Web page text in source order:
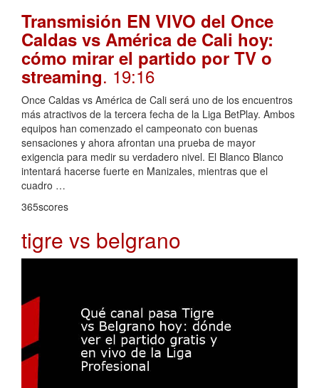
Transmisión EN VIVO del Once
Caldas vs América de Cali hoy:
cómo mirar el partido por TV o
streaming. 19:16
Once Caldas vs América de Cali será uno de los encuentros
más atractivos de la tercera fecha de la Liga BetPlay. Ambos
equipos han comenzado el campeonato con buenas
sensaciones y ahora afrontan una prueba de mayor
exigencia para medir su verdadero nivel. El Blanco Blanco
intentará hacerse fuerte en Manizales, mientras que el
cuadro …
365scores
tigre vs belgrano